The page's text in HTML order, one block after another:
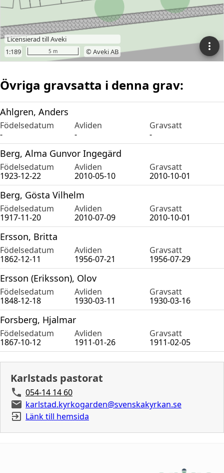
Övriga gravsatta i denna grav:
Ahlgren, Anders
Födelsedatum Avliden
Gravsatt
-
- -
Berg, Alma Gunvor Ingegärd
Födelsedatum Avliden
Gravsatt
1923-12-22
2010-05-10 2010-10-01
Berg, Gösta Vilhelm
Födelsedatum Avliden
Gravsatt
1917-11-20
2010-07-09 2010-10-01
Ersson, Britta
Födelsedatum Avliden
Gravsatt
1862-12-11
1956-07-21 1956-07-29
Ersson (Eriksson), Olov
Födelsedatum Avliden
Gravsatt
1848-12-18
1930-03-11 1930-03-16
Forsberg, Hjalmar
Födelsedatum Avliden
Gravsatt
1867-10-12
1911-01-26 1911-02-05
Karlstads pastorat
054-14 14 60
karlstad.kyrkogarden@svenskakyrkan.se
Länk till hemsida